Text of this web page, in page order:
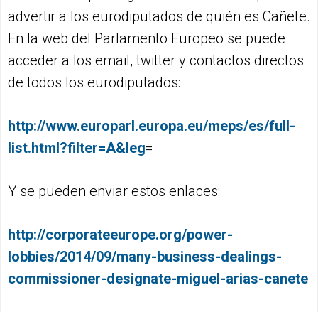
advertir a los eurodiputados de quién es Cañete.
En la web del Parlamento Europeo se puede
acceder a los email, twitter y contactos directos
de todos los eurodiputados:
http://www.europarl.europa.eu/meps/es/full-
list.html?filter=A&leg=
Y se pueden enviar estos enlaces:
http://corporateeurope.org/power-
lobbies/2014/09/many-business-dealings-
commissioner-designate-miguel-arias-canete